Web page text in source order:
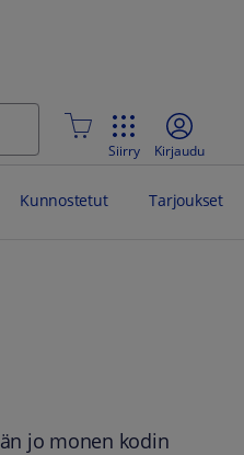
Siirry Kirjaudu
Kunnostetut Tarjoukset
jo monen kodin